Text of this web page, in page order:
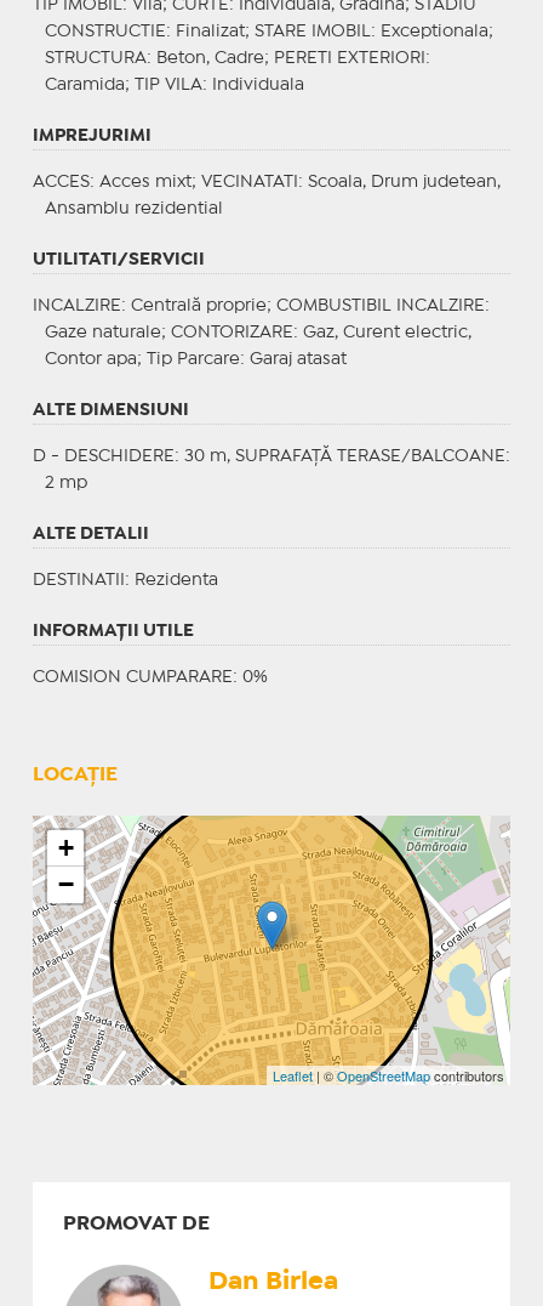
TIP IMOBIL : Vila; CURTE : Individuala, Gradina; STADIU
CONSTRUCTIE : Finalizat; STARE IMOBIL : Exceptionala;
STRUCTURA: Beton, Cadre; PERETI EXTERIORI :
Caramida;
TIP VILA: Individuala
IMPREJURIMI
ACCES: Acces mixt; VECINATATI : Scoala, Drum judetean,
Ansamblu rezidential
UTILITATI/SERVICII
INCALZIRE : Centrală proprie; COMBUSTIBIL INCALZIRE :
Gaze naturale; CONTORIZARE : Gaz, Curent electric,
Contor apa;
Tip Parcare: Garaj atasat
ALTE DIMENSIUNI
D - DESCHIDERE: 30 m, SUPRAFAȚĂ TERASE/BALCOANE:
2 mp
ALTE DETALII
DESTINATII : Rezidenta
INFORMAŢII UTILE
COMISION CUMPARARE: 0%
LOCAȚIE
+
−
Leaflet| ©OpenStreetMapcontributors
PROMOVAT DE
Dan Birlea